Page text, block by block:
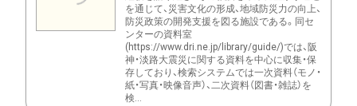
を通じて、災害文化の形成、地域防災力の向上、
防災政策の開発支援を図る施設である。同セ
ンターの資料室
(https://www.dri.ne.jp/library/guide/)では、阪
神・淡路大震災に関する資料を中心に収集・保
存しており、検索システムでは一次資料（モノ・
紙・写真・映像音声）、二次資料（図書・雑誌）を
検...